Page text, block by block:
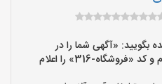
بگویید: «آگهی شما را در
سایت «آهن آلاتی ها» دیده ام و کد «فروشگاه-316» را اعلام